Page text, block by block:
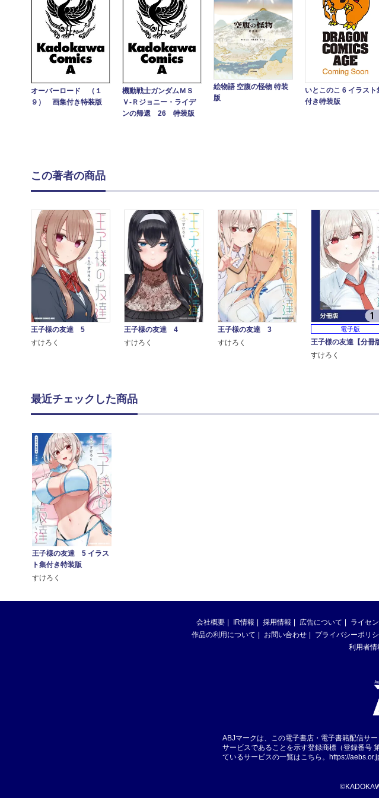
オーバーロード （１
９） 画集付き特装版
機動戦士ガンダムＭＳ
Ｖ‐Ｒジョニー・ライデ
ンの帰還 26 特装版
絵物語 空腹の怪物 特装
版
いとこのこ 6 イラスト
付き特装版
この著者の商品
王子様の友達 5
すけろく
王子様の友達 4
すけろく
王子様の友達 3
すけろく
電子版
王子様の友達【分冊
すけろく
最近チェックした商品
王子様の友達 5 イラス
ト集付き特装版
すけろく
会社概要 IR情報 採用情報 広告について ライセ
作品の利用について
お問い合わせ プライバシーポリ
利用者情
ABJマークは、この電子書店・電子書籍配信サ
サービスであることを示す登録商標（登録番号
ているサービスの一覧はこちら。 https://